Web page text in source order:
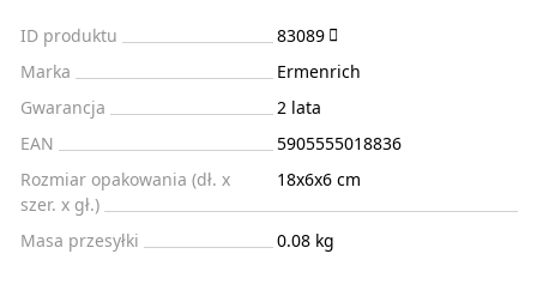
ID produktu
83089
Marka
Ermenrich
Gwarancja
2 lata
EAN
5905555018836
Rozmiar opakowania (dł. x
szer. x gł.)
18x6x6 cm
Masa przesyłki 0.08 kg